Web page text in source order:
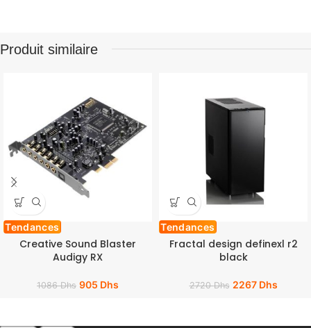
Produit similaire
Tendances
Creative Sound Blaster
Audigy RX
1086Dhs 905 Dhs
Tendances
Fractal design definexl r2
black
2720Dhs 2267 Dhs